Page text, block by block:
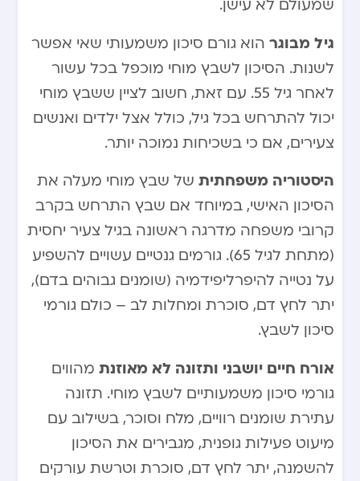
שמעולם לא עישן.
גיל מבוגר הוא גורם סיכון משמעותי שאי אפשר
לשנות. הסיכון לשבץ מוחי מוכפל בכל עשור
לאחר גיל 55. עם זאת, חשוב לציין ששבץ מוחי
יכול להתרחש בכל גיל, כולל אצל ילדים ואנשים
צעירים, אם כי בשכיחות נמוכה יותר.
היסטוריה משפחתית של שבץ מוחי מעלה את
הסיכון האישי, במיוחד אם שבץ התרחש בקרב
קרובי משפחה מדרגה ראשונה בגיל צעיר יחסית
(מתחת לגיל 65). גורמים גנטיים עשויים להשפיע
על נטייה להיפרליפידמיה (שומנים גבוהים בדם),
יתר לחץ דם, סוכרת ומחלות לב – כולם גורמי
סיכון לשבץ.
אורח חיים יושבני ותזונה לא מאוזנת מהווים
גורמי סיכון משמעותיים לשבץ מוחי. תזונה
עתירת שומנים רוויים, מלח וסוכר, בשילוב עם
מיעוט פעילות גופנית, מגבירים את הסיכון
להשמנה, יתר לחץ דם, סוכרת וטרשת עורקים